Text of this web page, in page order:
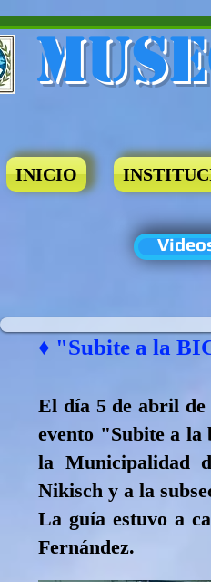
INICIO
♦ "Subite a la
El día 5 de abril de
evento "Subite a
la Municipalidad
Nikisch y a la
La guía estuvo a
Fernández.